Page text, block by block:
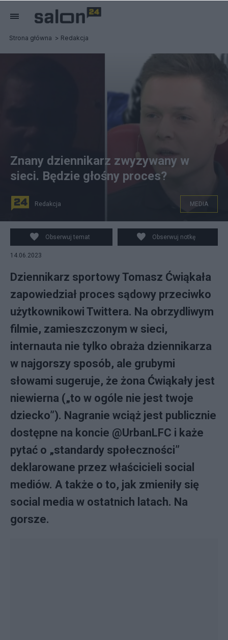
Strona główna Redakcja
Źródło zdjęcia: Mateusz Urbaniak - screen:
Twitter/Mateusz Urbaniak / Tomasz Ćwiąkała - screen:
YouTube
Znany dziennikarz zwyzywany w
sieci. Będzie głośny proces?
Redakcja MEDIA
Obserwuj temat Obserwuj notkę
14.06.2023
Dziennikarz sportowy Tomasz Ćwiąkała
zapowiedział proces sądowy przeciwko
użytkownikowi Twittera. Na obrzydliwym
filmie, zamieszczonym w sieci,
internauta nie tylko obraża dziennikarza
w najgorszy sposób, ale grubymi
słowami sugeruje, że żona Ćwiąkały jest
niewierna („to w ogóle nie jest twoje
dziecko”). Nagranie wciąż jest publicznie
dostępne na koncie @UrbanLFC i każe
pytać o „standardy społeczności”
deklarowane przez właścicieli social
mediów. A także o to, jak zmieniły się
social media w ostatnich latach. Na
gorsze.